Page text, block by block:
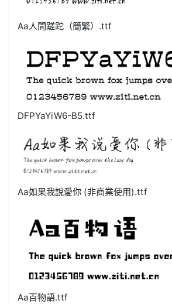
Aa人間蹉跎（簡繁）.ttf
DFPYaYiW6-B5.ttf
Aa如果我說愛你 (非商業使用).ttf
Aa百物語.ttf